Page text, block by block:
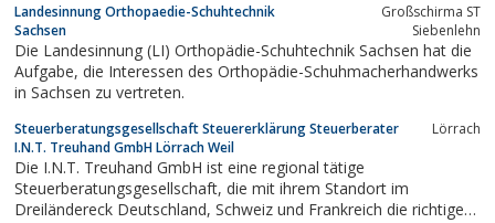
Landesinnung Orthopaedie-Schuhtechnik
Sachsen
Großschirma ST
Siebenlehn
Die Landesinnung (LI) Orthopädie-Schuhtechnik Sachsen hat die
Aufgabe, die Interessen des Orthopädie-Schuhmacherhandwerks
in Sachsen zu vertreten.
Steuerberatungsgesellschaft Steuererklärung Steuerberater
I.N.T. Treuhand GmbH Lörrach Weil
Lörrach
Die I.N.T. Treuhand GmbH ist eine regional tätige
Steuerberatungsgesellschaft, die mit ihrem Standort im
Dreiländereck Deutschland, Schweiz und Frankreich die richtigen